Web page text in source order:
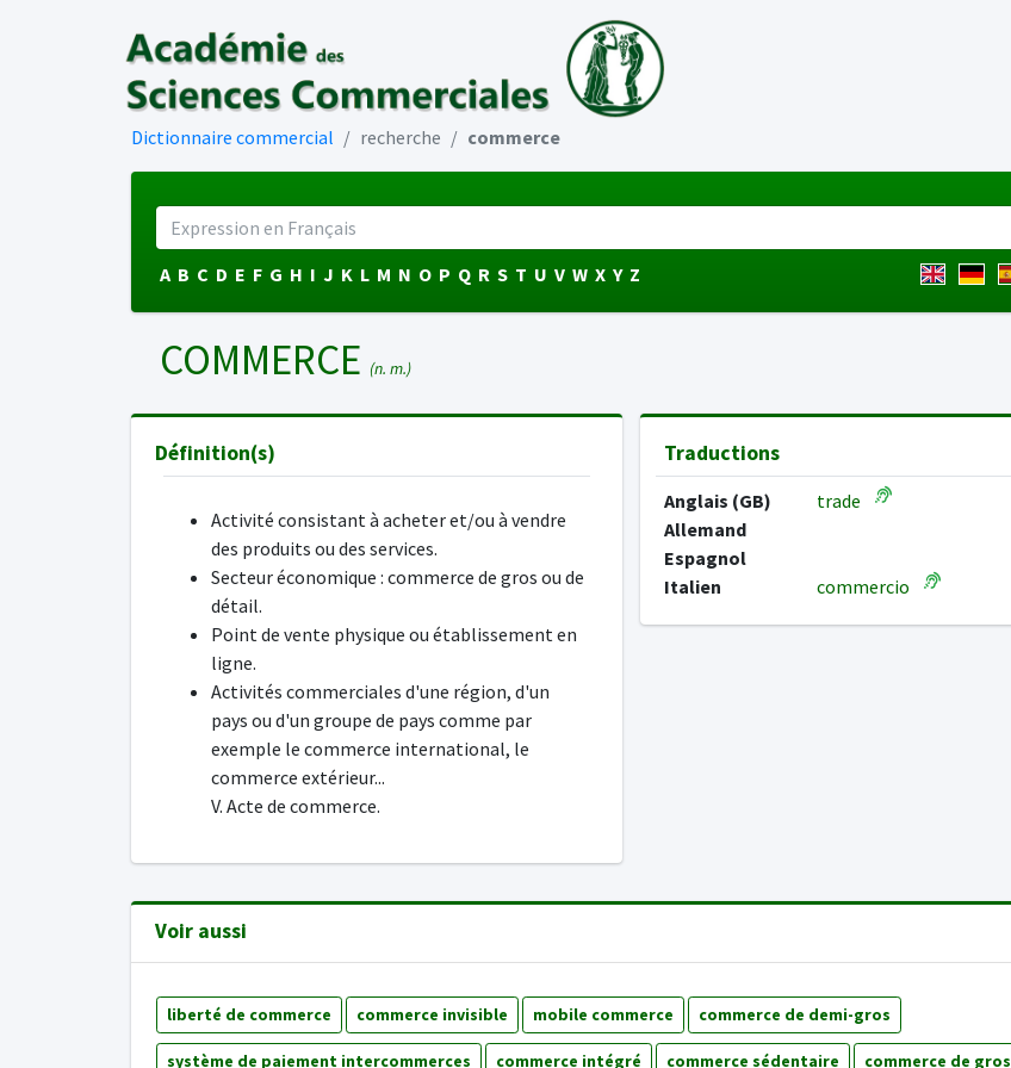
Dictionnaire commercial recherche commerce
A B C D E F G H I J K L M N O P Q R S T U V W X Y Z
COMMERCE (n. m.)
Définition(s)
Activité consistant à acheter et/ou à vendre
des produits ou des services.
Secteur économique : commerce de gros ou de
détail.
Point de vente physique ou établissement en
ligne.
Activités commerciales d'une région, d'un
pays ou d'un groupe de pays comme par
exemple le commerce international, le
commerce extérieur...
V. Acte de commerce.
Traductions
Anglais (GB)
trade
Allemand
Espagnol
Italien
commercio
Voir aussi
liberté de commerce commerce invisible mobile commerce commerce de demi-gros
système de paiement intercommerces commerce intégré commerce sédentaire commerce de gros